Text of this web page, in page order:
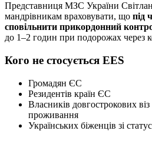
Представниця МЗС України
мандрівникам враховувати, що під
сповільнити прикордонний
до 1–2 годин при подорожах через
Кого не стосується EES
Громадян ЄС
Резидентів країн ЄС
Власників довгострокових віз
проживання
Українських біженців зі